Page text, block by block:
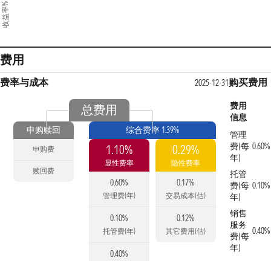
收益率%
费用
费率与成本 2025-12-31
总费用
申购赎回
申购费
赎回费
综合费率 1.39%
1.10%
显性费率
0.60%
管理费(年)
0.10%
托管费(年)
0.40%
0.29%
隐性费率
0.17%
交易成本(估)
0.12%
其它费用(估)
购买费用
费用
信息
管理
费(每
年)
0.60%
托管
费(每
年)
0.10%
销售
服务
费(每
年)
0.40%